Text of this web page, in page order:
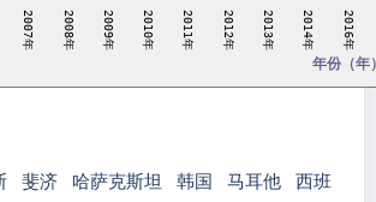
2007年 2008年 2009年 2010年 2011年 2012年 2013年 2014年 2016年
年份（年
斐济 哈萨克斯坦 韩国 马耳他
西班